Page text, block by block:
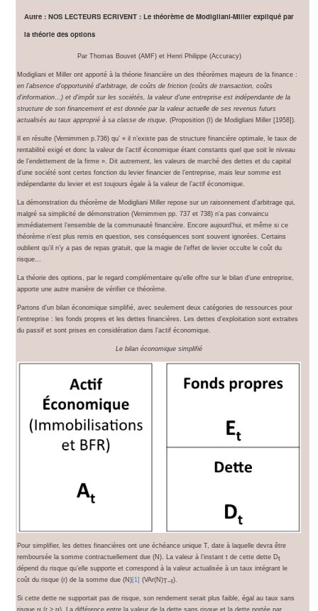
Autre : NOS LECTEURS ECRIVENT : Le théorème de Modigliani-Miller expliqué par
la théorie des options
Par Thomas Bouvet (AMF) et Henri Philippe (Accuracy)
Modigliani et Miller ont apporté à la théorie financière un des théorèmes majeurs de la finance :
en l’absence d’opportunité d’arbitrage, de coûts de friction (coûts de transaction, coûts
d’information…) et d’impôt sur les sociétés, la valeur d’une entreprise est indépendante de la
structure de son financement et est donnée par la valeur actuelle de ses revenus futurs
actualisés au taux approprié à sa classe de risque. (Proposition (I) de Modigliani Miller [1958]).
Il en résulte (Vernimmen p.736) qu’ « il n’existe pas de structure financière optimale, le taux de
rentabilité exigé et donc la valeur de l’actif économique étant constants quel que soit le niveau
de l’endettement de la firme ». Dit autrement, les valeurs de marché des dettes et du capital
d’une société sont certes fonction du levier financier de l’entreprise, mais leur somme est
indépendante du levier et est toujours égale à la valeur de l’actif économique.
La démonstration du théorème de Modigliani Miller repose sur un raisonnement d’arbitrage qui,
malgré sa simplicité de démonstration (Vernimmen pp. 737 et 738) n’a pas convaincu
immédiatement l’ensemble de la communauté financière. Encore aujourd’hui, et même si ce
théorème n’est plus remis en question, ses conséquences sont souvent ignorées. Certains
oublient qu’il n’y a pas de repas gratuit, que la magie de l’effet de levier occulte le coût du
risque…
La théorie des options, par le regard complémentaire qu’elle offre sur le bilan d’une entreprise,
apporte une autre manière de vérifier ce théorème.
Partons d’un bilan économique simplifié, avec seulement deux catégories de ressources pour
l’entreprise : les fonds propres et les dettes financières. Les dettes d’exploitation sont extraites
du passif et sont prises en considération dans l’actif économique.
Le bilan économique simplifié
Pour simplifier, les dettes financières ont une échéance unique T, date à laquelle devra être
remboursée la somme contractuellement due (N). La valeur à l’instant t de cette dette Dt
dépend du risque qu’elle supporte et correspond à la valeur actualisée à un taux intégrant le
coût du risque (r) de la somme due (N)[1] (VAr(N)T–t).
Si cette dette ne supportait pas de risque, son rendement serait plus faible, égal au taux sans
risque r (r > r ). La différence entre la valeur de la dette sans risque et la dette portée par